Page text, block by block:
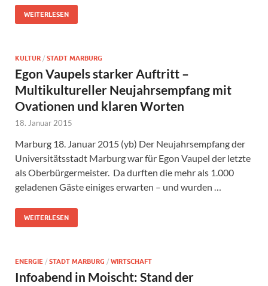
WEITERLESEN
KULTUR / STADT MARBURG
Egon Vaupels starker Auftritt –
Multikultureller Neujahrsempfang mit
Ovationen und klaren Worten
18. Januar 2015
Marburg 18. Januar 2015 (yb) Der Neujahrsempfang der
Universitätsstadt Marburg war für Egon Vaupel der letzte
als Oberbürgermeister. Da durften die mehr als 1.000
geladenen Gäste einiges erwarten – und wurden …
WEITERLESEN
ENERGIE / STADT MARBURG / WIRTSCHAFT
Infoabend in Moischt: Stand der